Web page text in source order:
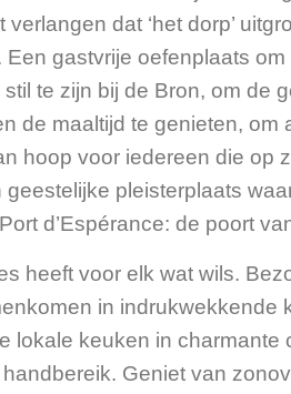
dat ‘het dorp’
gastvrije oefenplaats
te zijn bij de Bron, om de
de maaltijd te genieten,
hoop voor iedereen die op
pleisterplaats
d’Espérance: de poort
heeft voor elk wat wils.
in indrukwekkende
lokale keuken in
Geniet van